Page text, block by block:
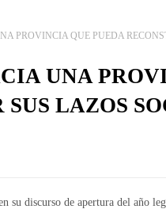
PROVINCIA QUE PUEDA
UNA
LAZOS
su discurso de apertura del año